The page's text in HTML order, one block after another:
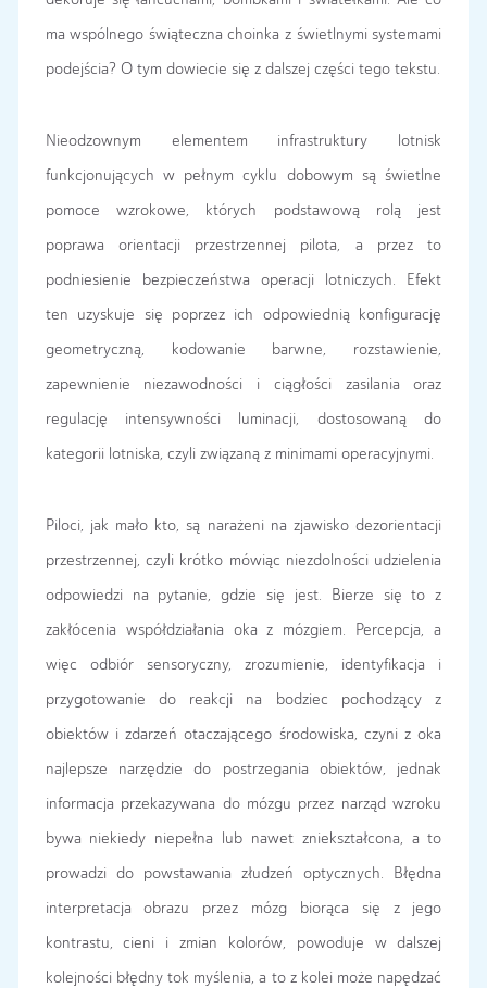
ma wspólnego świąteczna choinka z świetlnymi systemami
podejścia? O tym dowiecie się z dalszej części tego tekstu.
Nieodzownym elementem infrastruktury lotnisk
funkcjonujących w pełnym cyklu dobowym są świetlne
pomoce wzrokowe, których podstawową rolą jest
poprawa orientacji przestrzennej pilota, a przez to
podniesienie bezpieczeństwa operacji lotniczych. Efekt
ten uzyskuje się poprzez ich odpowiednią konfigurację
geometryczną, kodowanie barwne, rozstawienie,
zapewnienie niezawodności i ciągłości zasilania oraz
regulację intensywności luminacji, dostosowaną do
kategorii lotniska, czyli związaną z minimami operacyjnymi.
Piloci, jak mało kto, są narażeni na zjawisko dezorientacji
przestrzennej, czyli krótko mówiąc niezdolności udzielenia
odpowiedzi na pytanie, gdzie się jest. Bierze się to z
zakłócenia współdziałania oka z mózgiem. Percepcja, a
więc odbiór sensoryczny, zrozumienie, identyfikacja i
przygotowanie do reakcji na bodziec pochodzący z
obiektów i zdarzeń otaczającego środowiska, czyni z oka
najlepsze narzędzie do postrzegania obiektów, jednak
informacja przekazywana do mózgu przez narząd wzroku
bywa niekiedy niepełna lub nawet zniekształcona, a to
prowadzi do powstawania złudzeń optycznych. Błędna
interpretacja obrazu przez mózg biorąca się z jego
kontrastu, cieni i zmian kolorów, powoduje w dalszej
kolejności błędny tok myślenia, a to z kolei może napędzać